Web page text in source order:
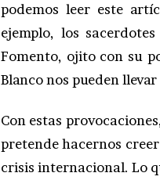
podemos leer este
ejemplo, los
Fomento, ojito con su
Blanco nos pueden
Con estas
pretende hacernos
crisis internacional. Lo